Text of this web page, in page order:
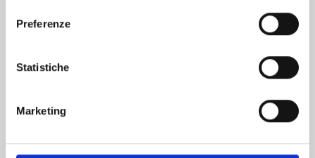
Preferenze
Statistiche
Marketing
I CAVALIERI DELLO ZODIACO - SAINT SEIYA:
€ 14,90